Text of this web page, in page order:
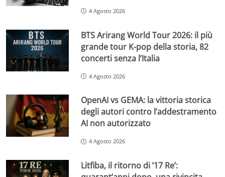
4 Agosto 2026
BTS Arirang World Tour 2026: il più
grande tour K-pop della storia, 82
concerti senza l’Italia
4 Agosto 2026
OpenAI vs GEMA: la vittoria storica
degli autori contro l’addestramento
AI non autorizzato
4 Agosto 2026
Litfiba, il ritorno di ’17 Re’: